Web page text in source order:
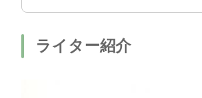
ライター紹介